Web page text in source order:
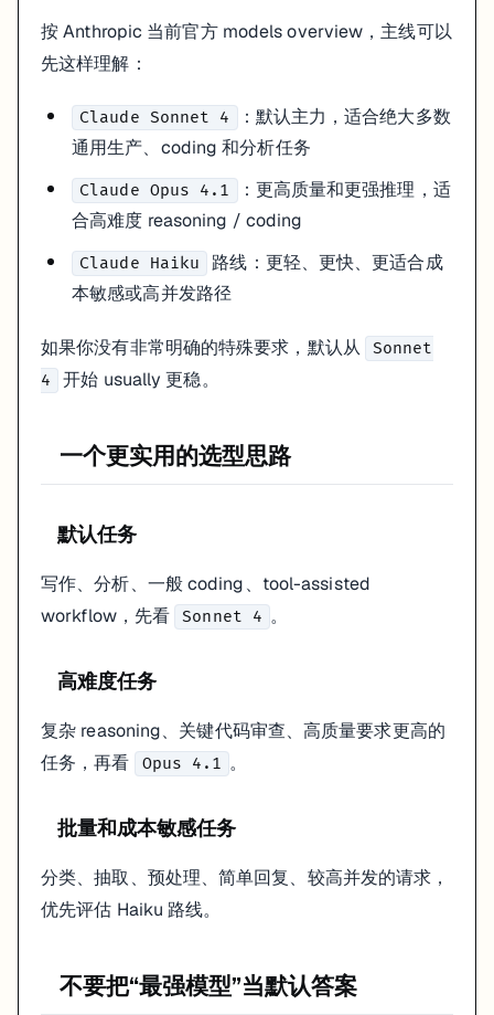
这比“全流程最贵模型”更工程化。
上下文怎么理解更稳
Claude 模型经常会被拿来讨论大上下文，但大上下文不等于你应该无
更稳的做法通常是：
能拆就拆
能检索就检索
真正需要长上下文时再整段送入
API model ID 不要手写猜
Related pages
Claude Coding
Claude overview
按 Anthropic 当前官方 models overview，主线可以
先这样理解：
Claude Sonnet 4
：默认主力，适合绝大多数
通用生产、coding 和分析任务
Claude Opus 4.1
：更高质量和更强推理，适
合高难度 reasoning / coding
Claude Haiku
路线：更轻、更快、更适合成
本敏感或高并发路径
如果你没有非常明确的特殊要求，默认从
Sonnet
4
开始 usually 更稳。
一个更实用的选型思路
默认任务
写作、分析、一般 coding、tool-assisted
workflow，先看
Sonnet 4 。
高难度任务
复杂 reasoning、关键代码审查、高质量要求更高的
任务，再看
Opus 4.1 。
批量和成本敏感任务
分类、抽取、预处理、简单回复、较高并发的请求，
优先评估 Haiku 路线。
不要把“最强模型”当默认答案